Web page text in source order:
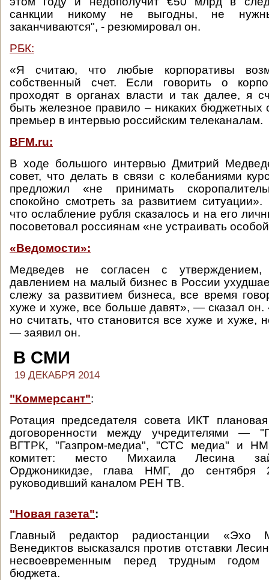
санкции никому не выгодны, не
заканчиваются", - резюмировал он.
РБК:
«Я считаю, что любые корпоративы
собственный счет. Если говорить о
проходят в органах власти и так далее, я
быть железное правило – никаких бюджетных
премьер в интервью российским телеканалам.
BFM.ru:
В ходе большого интервью Дмитрий
совет, что делать в связи с колебаниями
предложил «не принимать
спокойно смотреть за развитием
что ослабление рубля сказалось и на его
посоветовал россиянам «не устраивать
«Ведомости»:
Медведев не согласен с
давлением на малый бизнес в России
слежу за развитием бизнеса, все время
хуже и хуже, все больше давят», — сказал он.
но считать, что становится все хуже и хуже,
— заявил он.
В СМИ
19 ДЕКАБРЯ 2014
"Коммерсант":
Ротация председателя совета ИКТ
договоренности между учредителями —
ВГТРК, "Газпром-медиа", "СТС медиа" и
комитет: место Михаила Лесина
Орджоникидзе, глава НМГ, до сентября
руководивший каналом РЕН ТВ.
"Новая газета":
Главный редактор радиостанции «Эхо
Венедиктов высказался против отставки
несвоевременным перед трудным годом
бюджета.